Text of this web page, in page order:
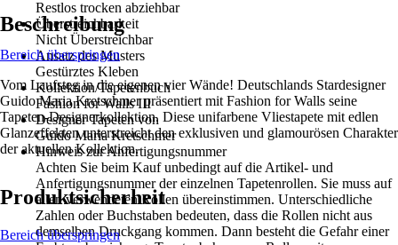
Restlos trocken abziehbar
Überstreichbarkeit
Nicht Überstreichbar
Ansatz des Musters
Gestürztes Kleben
Kollektion/Tapetenbuch
Fashion for Walls III
Designer Tapeten von
Guido Maria Kretschmer
Hinweis zur Anfertigungsnummer
Achten Sie beim Kauf unbedingt auf die Artikel- und
Anfertigungsnummer der einzelnen Tapetenrollen. Sie muss auf
allen verwendeten Rollen übereinstimmen. Unterschiedliche
Zahlen oder Buchstaben bedeuten, dass die Rollen nicht aus
demselben Druckgang kommen. Dann besteht die Gefahr einer
Beschreibung
Bereich überspringen
Vom Laufsteg in die eigenen vier Wände! Deutschlands Stardesigner
Guido Maria Kretschmer präsentiert mit Fashion for Walls seine
Tapeten-Designerkollektion. Diese unifarbene Vliestapete mit edlen
Glanzeffekten unterstreicht den exklusiven und glamourösen Charakter
der aktuellen Kollektion.
Produktsicherheit
Bereich überspringen